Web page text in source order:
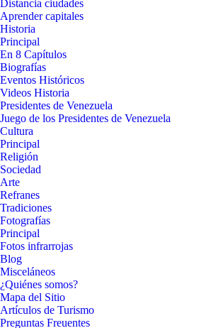
Distancia ciudades
Aprender capitales
Historia
Principal
En 8 Capítulos
Biografías
Eventos Históricos
Videos Historia
Presidentes de Venezuela
Juego de los Presidentes de Venezuela
Cultura
Principal
Religión
Sociedad
Arte
Refranes
Tradiciones
Fotografías
Principal
Fotos infrarrojas
Blog
Misceláneos
¿Quiénes somos?
Mapa del Sitio
Artículos de Turismo
Preguntas Freuentes